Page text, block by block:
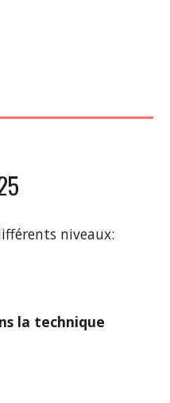
niveaux:
la technique